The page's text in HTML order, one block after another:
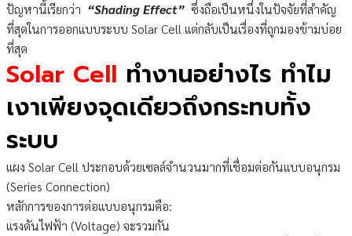
ปัญหานี้เรียกว่า “Shading Effect” ซึ่งถือเป็นหนึ่งในปัจจัยที่สำคัญ
ที่สุดในการออกแบบระบบ Solar Cell แต่กลับเป็นเรื่องที่ถูกมองข้ามบ่อย
ที่สุด
Solar Cell ทำงานอย่างไร ทำไม
เงาเพียงจุดเดียวถึงกระทบทั้ง
ระบบ
แผง Solar Cell ประกอบด้วยเซลล์จำนวนมากที่เชื่อมต่อกันแบบอนุกรม
(Series Connection)
หลักการของการต่อแบบอนุกรมคือ:
แรงดันไฟฟ้า (Voltage) จะรวมกัน